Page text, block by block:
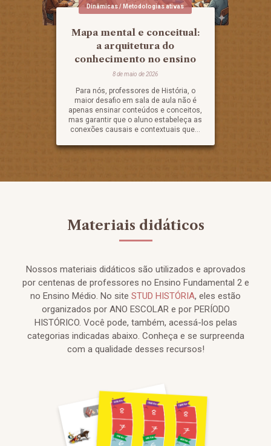
Dinâmicas / Metodologias ativas
Mapa mental e conceitual:
a arquitetura do
conhecimento no ensino
8 de maio de 2026
Para nós, professores de História, o
maior desafio em sala de aula não é
apenas ensinar conteúdos e conceitos,
mas garantir que o aluno estabeleça as
conexões causais e contextuais que...
Materiais didáticos
Nossos materiais didáticos são utilizados e aprovados
por centenas de professores no Ensino Fundamental 2 e
no Ensino Médio. No site STUD HISTÓRIA, eles estão
organizados por ANO ESCOLAR e por PERÍODO
HISTÓRICO. Você pode, também, acessá-los pelas
categorias indicadas abaixo. Conheça e se surpreenda
com a qualidade desses recursos!